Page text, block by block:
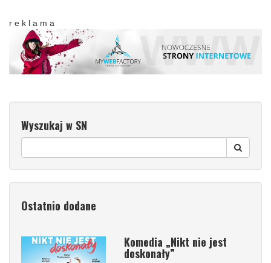
r e k l a m a
Wyszukaj w SN
Ostatnio dodane
Komedia „Nikt nie jest
doskonały”